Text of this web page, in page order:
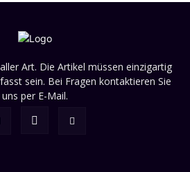
Art. Die Artikel müssen einzigartig
sein. Bei Fragen kontaktieren Sie
uns per E-Mail.